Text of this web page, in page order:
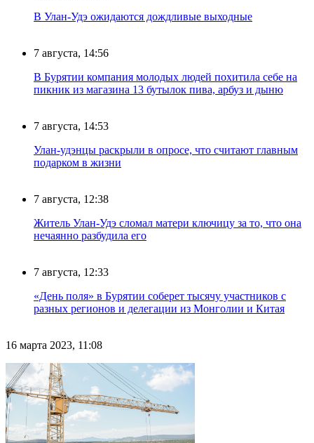
В Улан-Удэ ожидаются дождливые выходные
7 августа, 14:56
В Бурятии компания молодых людей похитила себе на
пикник из магазина 13 бутылок пива, арбуз и дыню
7 августа, 14:53
Улан-удэнцы раскрыли в опросе, что считают главным
подарком в жизни
7 августа, 12:38
Житель Улан-Удэ сломал матери ключицу за то, что она
нечаянно разбудила его
7 августа, 12:33
«День поля» в Бурятии соберет тысячу участников с
разных регионов и делегации из Монголии и Китая
16 марта 2023, 11:08